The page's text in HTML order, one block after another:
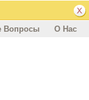
Вопросы О Нас